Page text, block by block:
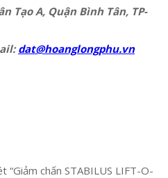
Tạo A, Quận Bình Tân, TP-
dat@hoanglongphu.vn
chấn STABILUS LIFT-O-